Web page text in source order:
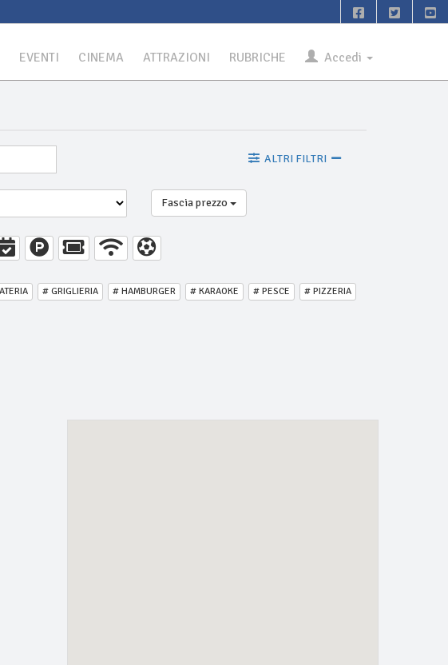
EVENTI CINEMA ATTRAZIONI RUBRICHE Accedi
ALTRI FILTRI
Fascia prezzo
# GRIGLIERIA # HAMBURGER # KARAOKE # PESCE
# PIZZERIA